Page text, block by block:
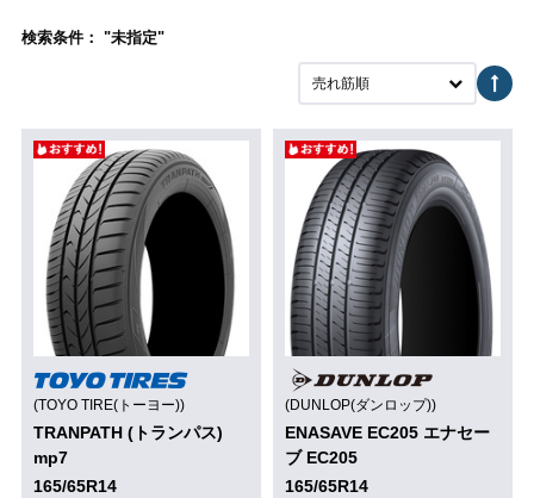
検索条件： "未指定"
売れ筋順
(TOYO TIRE(トーヨー))
TRANPATH (トランパス)
mp7
165/65R14
(DUNLOP(ダンロップ))
ENASAVE EC205 エナセー
ブ EC205
165/65R14